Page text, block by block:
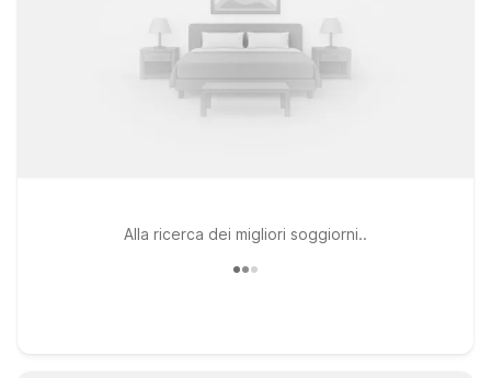
Alla ricerca dei migliori soggiorni..